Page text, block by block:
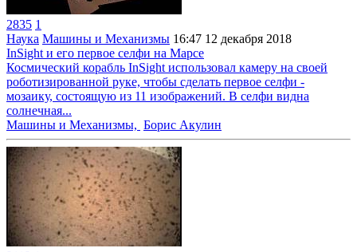
2835 1
Наука Машины и Механизмы 16:47 12 декабря 2018
InSight и его первое селфи на Марсе
Космический корабль InSight использовал камеру на своей
роботизированной руке, чтобы сделать первое селфи -
мозаику, состоящую из 11 изображений. В селфи видна
солнечная...
Машины и Механизмы, Борис Акулин